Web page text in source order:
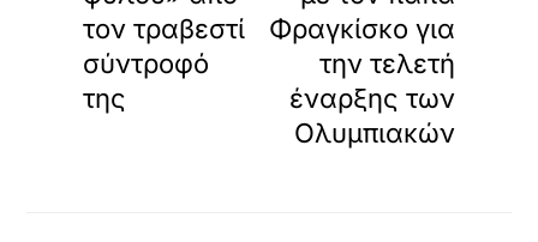
τον τραβεστί
σύντροφό
της
Φραγκίσκο για
την τελετή
έναρξης των
Ολυμπιακών